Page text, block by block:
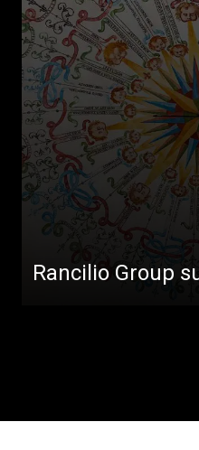
Rancilio Group